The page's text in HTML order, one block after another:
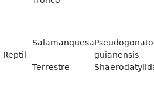
Reptil
Salamanquesa
Terrestre
guianensis